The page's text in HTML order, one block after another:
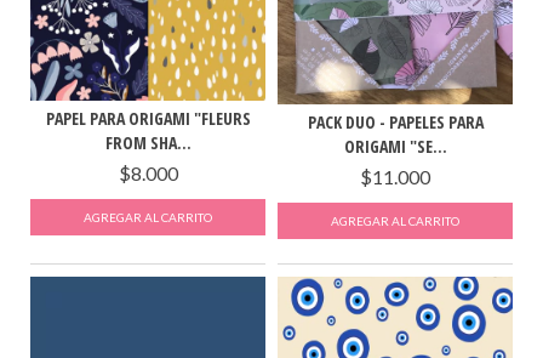
PAPEL PARA ORIGAMI "FLEURS
FROM SHA...
$8.000
PACK DUO - PAPELES PARA
ORIGAMI "SE...
$11.000